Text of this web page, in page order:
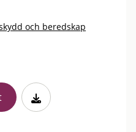
och beredskap